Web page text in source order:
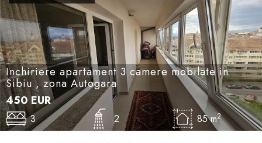
Inchiriere apartament 3 camere mobilate in
Sibiu , zona Autogara
450EUR
3 2 85 m2